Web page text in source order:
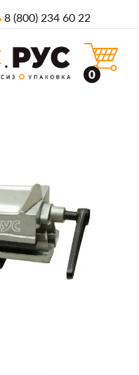
8 (800) 234 60 22
0